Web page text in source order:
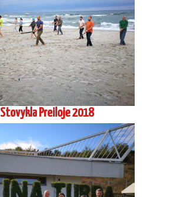
Stovykla Preiloje 2018